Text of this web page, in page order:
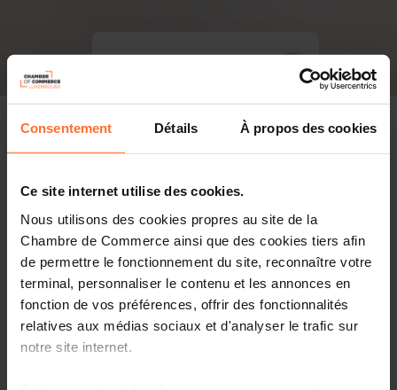
Consentement Détails À propos des cookies
Ce site internet utilise des cookies.
Nous utilisons des cookies propres au site de la
Chambre de Commerce ainsi que des cookies tiers afin
de permettre le fonctionnement du site, reconnaître votre
terminal, personnaliser le contenu et les annonces en
fonction de vos préférences, offrir des fonctionnalités
relatives aux médias sociaux et d'analyser le trafic sur
notre site internet.